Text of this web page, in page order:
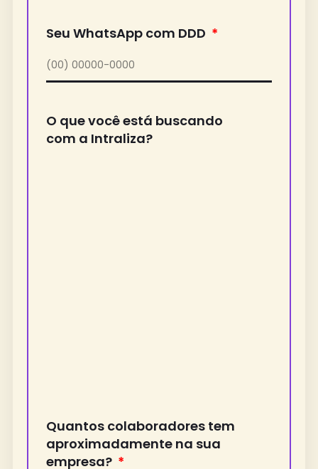
Seu WhatsApp com DDD
O que você está buscando
com a Intraliza?
Quantos colaboradores tem
aproximadamente na sua
empresa?